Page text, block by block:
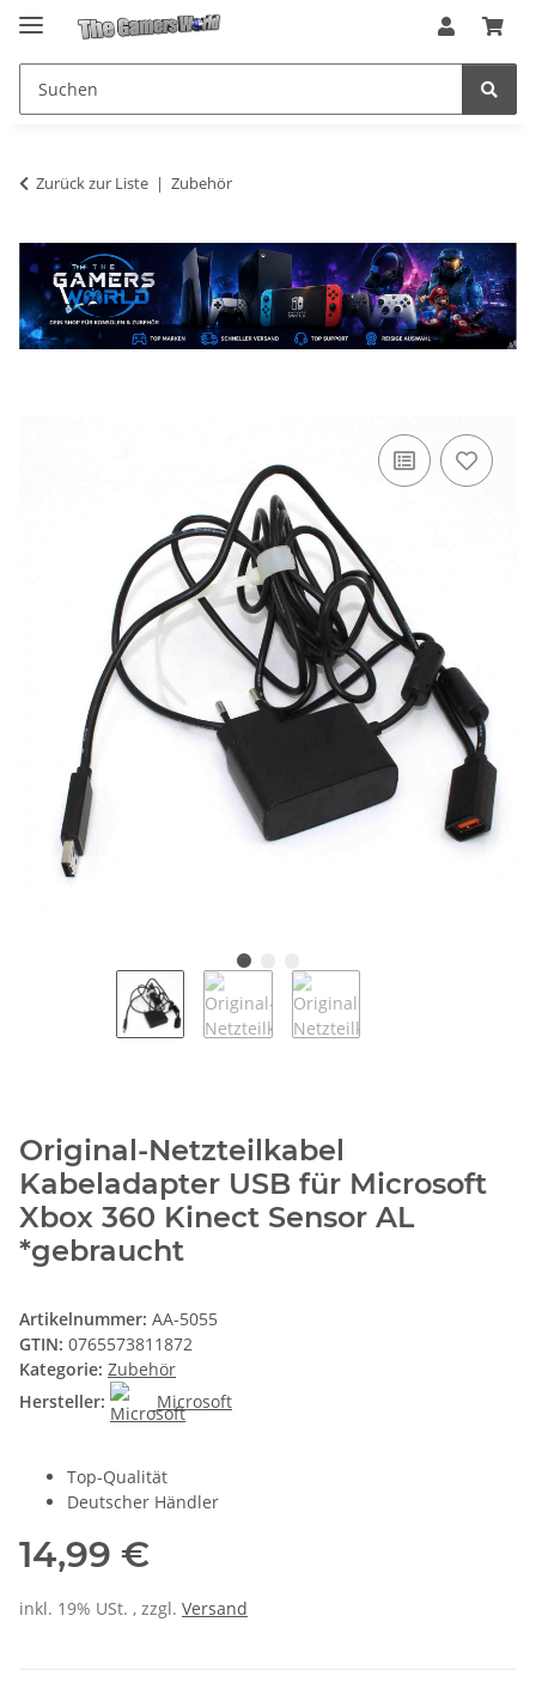
Zurück zur Liste Zubehör
Original-Netzteilkabel
Kabeladapter USB für Microsoft
Xbox 360 Kinect Sensor AL
*gebraucht
Artikelnummer: AA-5055
GTIN: 0765573811872
Kategorie: Zubehör
Hersteller:
Microsoft
Top-Qualität
Deutscher Händler
14,99 €
inkl. 19% USt. , zzgl. Versand